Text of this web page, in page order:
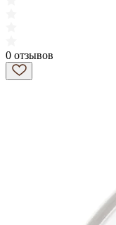
0 отзывов